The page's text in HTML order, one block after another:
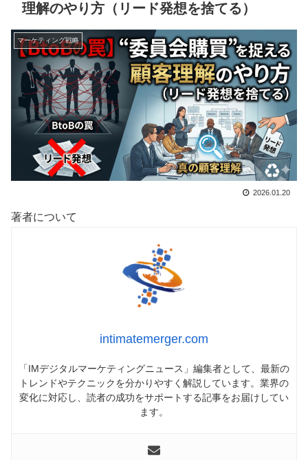
理解のやり方（リード発想を捨てる）
マーケティング戦略
2026.01.20
著者について
intimatemerger.com
「IMデジタルマーケティングニュース」編集者として、最新の
トレンドやテクニックを分かりやすく解説しています。業界の
変化に対応し、読者の成功をサポートする記事をお届けしてい
ます。